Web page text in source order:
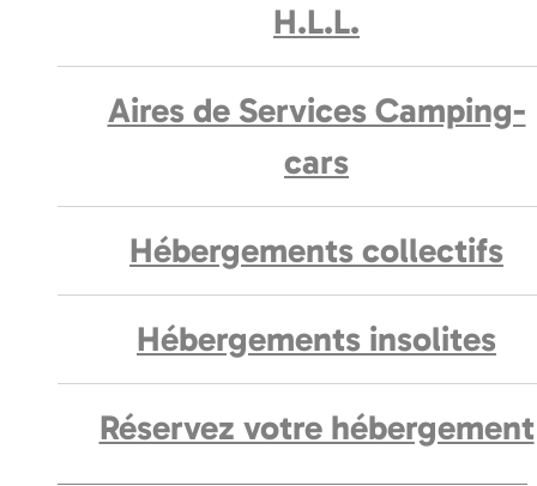
H.L.L.
Aires de Services Camping-
cars
Hébergements collectifs
Hébergements insolites
Réservez votre hébergement